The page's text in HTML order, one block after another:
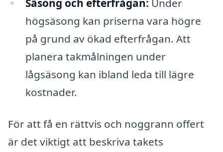
Säsong och efterfrågan: Under
högsäsong kan priserna vara högre
på grund av ökad efterfrågan. Att
planera takmålningen under
lågsäsong kan ibland leda till lägre
kostnader.
För att få en rättvis och noggrann offert
är det viktigt att beskriva takets